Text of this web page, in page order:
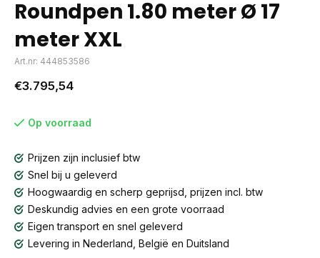
Roundpen 1.80 meter Ø 17
meter XXL
Art.nr: 444853586
€3.795,54
Op voorraad
Prijzen zijn inclusief btw
Snel bij u geleverd
Hoogwaardig en scherp geprijsd, prijzen incl. btw
Deskundig advies en een grote voorraad
Eigen transport en snel geleverd
Levering in Nederland, België en Duitsland